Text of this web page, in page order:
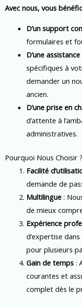
Avec nous, vous
D’un support
formulaires et
D’une
spécifiques à
demander un
ancien.
D’une prise en
d’attente à
administratives.
Pourquoi Nous Choisir ?
Facilité
demande de
Multilingue:
de mieux
Expérience
d’expertise
pour plusieurs
Gain de temps:
courantes et
complet dès le